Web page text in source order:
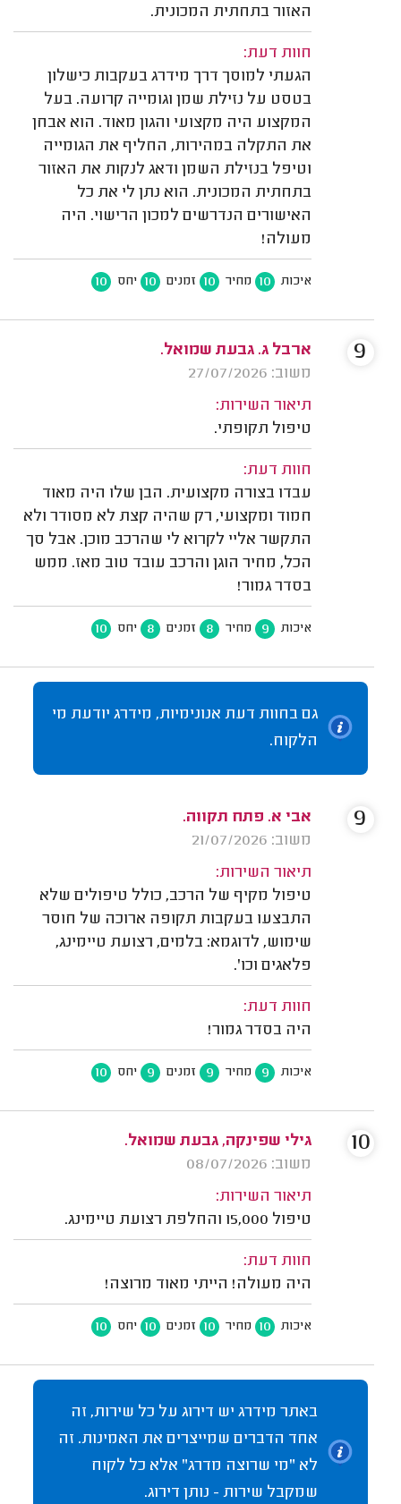
האזור בתחתית המכונית.
חוות דעת:
הגעתי למוסך דרך מידרג בעקבות כישלון
בטסט על נזילת שמן וגומייה קרועה. בעל
המקצוע היה מקצועי והגון מאוד. הוא אבחן
את התקלה במהירות, החליף את הגומייה
וטיפל בנזילת השמן ודאג לנקות את האזור
בתחתית המכונית. הוא נתן לי את כל
האישורים הנדרשים למכון הרישוי. היה
מעולה!
איכות 10 מחיר 10 זמנים 10 יחס 10
ארבל ג. גבעת שמואל.
משוב: 27/07/2026
תיאור השירות:
טיפול תקופתי.
חוות דעת:
עבדו בצורה מקצועית. הבן שלו היה מאוד
חמוד ומקצועי, רק שהיה קצת לא מסודר ולא
התקשר אליי לקרוא לי שהרכב מוכן. אבל סך
הכל, מחיר הוגן והרכב עובד טוב מאז. ממש
בסדר גמור!
איכות 9 מחיר 8 זמנים 8 יחס 10
9
גם בחוות דעת אנונימיות, מידרג יודעת מי
הלקוח.
אבי א. פתח תקווה.
משוב: 21/07/2026
תיאור השירות:
טיפול מקיף של הרכב, כולל טיפולים שלא
התבצעו בעקבות תקופה ארוכה של חוסר
שימוש, לדוגמא: בלמים, רצועת טיימינג,
פלאגים וכו'.
חוות דעת:
היה בסדר גמור!
איכות 9 מחיר 9 זמנים 9 יחס 10
9
גילי שפינקה, גבעת שמואל.
משוב: 08/07/2026
תיאור השירות:
טיפול 15,000 והחלפת רצועת טיימינג.
חוות דעת:
היה מעולה! הייתי מאוד מרוצה!
איכות 10 מחיר 10 זמנים 10 יחס 10
10
באתר מידרג יש דירוג על כל שירות, זה
אחד הדברים שמייצרים את האמינות. זה
לא "מי שרוצה מדרג" אלא כל לקוח
שמקבל שירות - נותן דירוג.